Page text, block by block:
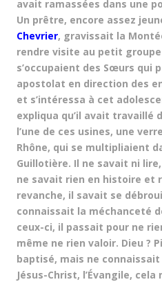
avait ramassées dans une
Un prêtre, encore assez
Chevrier, gravissait la
rendre visite au petit
s’occupaient des Sœurs qui
apostolat en direction des
et s’intéressa à cet
expliqua qu’il avait travaillé
l’une de ces usines, une
Rhône, qui se multipliaient
Guillotière. Il ne savait ni
ne savait rien en histoire et
revanche, il savait se
connaissait la méchanceté
ceux-ci, il passait pour ne
même ne rien valoir. Dieu ?
baptisé, mais ne
Jésus-Christ, l’Évangile,